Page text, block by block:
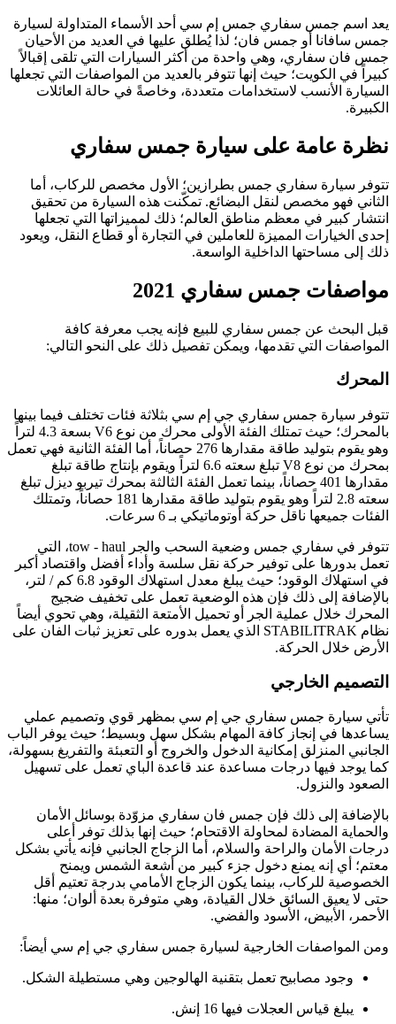
يعد اسم جمس سفاري جمس إم سي أحد الأسماء المتداولة لسيارة
جمس سافانا أو جمس فان؛ لذا يُطلق عليها في العديد من الأحيان
جمس فان سفاري، وهي واحدة من أكثر السيارات التي تلقى إقبالاً
كبيراً في الكويت؛ حيث إنها تتوفر بالعديد من المواصفات التي تجعلها
السيارة الأنسب لاستخدامات متعددة، وخاصةً في حالة العائلات
الكبيرة.
نظرة عامة على سيارة جمس سفاري
تتوفر سيارة سفاري جمس بطرازين؛ الأول مخصص للركاب، أما
الثاني فهو مخصص لنقل البضائع. تمكّنت هذه السيارة من تحقيق
انتشار كبير في معظم مناطق العالم؛ ذلك لمميزاتها التي تجعلها
إحدى الخيارات المميزة للعاملين في التجارة أو قطاع النقل، ويعود
ذلك إلى مساحتها الداخلية الواسعة.
مواصفات جمس سفاري 2021
قبل البحث عن جمس سفاري للبيع فإنه يجب معرفة كافة
المواصفات التي تقدمها، ويمكن تفصيل ذلك على النحو التالي:
المحرك
تتوفر سيارة جمس سفاري جي إم سي بثلاثة فئات تختلف فيما بينها
بالمحرك؛ حيث تمتلك الفئة الأولى محرك من نوع V6 بسعة 4.3 لتراً
وهو يقوم بتوليد طاقة مقدارها 276 حصاناً، أما الفئة الثانية فهي تعمل
بمحرك من نوع V8 تبلغ سعته 6.6 لتراً ويقوم بإنتاج طاقة تبلغ
مقدارها 401 حصاناً، بينما تعمل الفئة الثالثة بمحرك تيربو ديزل تبلغ
سعته 2.8 لتراً وهو يقوم بتوليد طاقة مقدارها 181 حصاناً، وتمتلك
الفئات جميعها ناقل حركة أوتوماتيكي بـ 6 سرعات.
تتوفر في سفاري جمس وضعية السحب والجر tow - haul، التي
تعمل بدورها على توفير حركة نقل سلسة وأداء أفضل واقتصاد أكبر
في استهلاك الوقود؛ حيث يبلغ معدل استهلاك الوقود 6.8 كم / لتر،
بالإضافة إلى ذلك فإن هذه الوضعية تعمل على تخفيف ضجيج
المحرك خلال عملية الجر أو تحميل الأمتعة الثقيلة، وهي تحوي أيضاً
نظام STABILITRAK الذي يعمل بدوره على تعزيز ثبات الفان على
الأرض خلال الحركة.
التصميم الخارجي
تأتي سيارة جمس سفاري جي إم سي بمظهر قوي وتصميم عملي
يساعدها في إنجاز كافة المهام بشكل سهل وبسيط؛ حيث يوفر الباب
الجانبي المنزلق إمكانية الدخول والخروج أو التعبئة والتفريغ بسهولة،
كما يوجد فيها درجات مساعدة عند قاعدة الباي تعمل على تسهيل
الصعود والنزول.
بالإضافة إلى ذلك فإن جمس فان سفاري مزوّدة بوسائل الأمان
والحماية المضادة لمحاولة الاقتحام؛ حيث إنها بذلك توفر أعلى
درجات الأمان والراحة والسلام، أما الزجاج الجانبي فإنه يأتي بشكل
معتم؛ أي إنه يمنع دخول جزء كبير من أشعة الشمس ويمنح
الخصوصية للركاب، بينما يكون الزجاج الأمامي بدرجة تعتيم أقل
حتى لا يعيق السائق خلال القيادة، وهي متوفرة بعدة ألوان؛ منها:
الأحمر، الأبيض، الأسود والفضي.
ومن المواصفات الخارجية لسيارة جمس سفاري جي إم سي أيضاً:
وجود مصابيح تعمل بتقنية الهالوجين وهي مستطيلة الشكل.
يبلغ قياس العجلات فيها 16 إنش.